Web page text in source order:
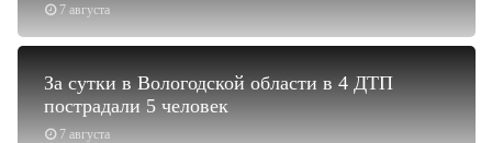
7 августа
7 августа
За сутки в Вологодской области в 4 ДТП
пострадали 5 человек